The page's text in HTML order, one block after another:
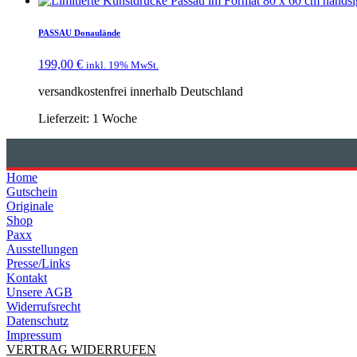
PASSAU Donaulände
199,00 € inkl. 19% MwSt.
versandkostenfrei innerhalb Deutschland
Lieferzeit: 1 Woche
Home
Gutschein
Originale
Shop
Paxx
Ausstellungen
Presse/Links
Kontakt
Unsere AGB
Widerrufsrecht
Datenschutz
Impressum
VERTRAG WIDERRUFEN